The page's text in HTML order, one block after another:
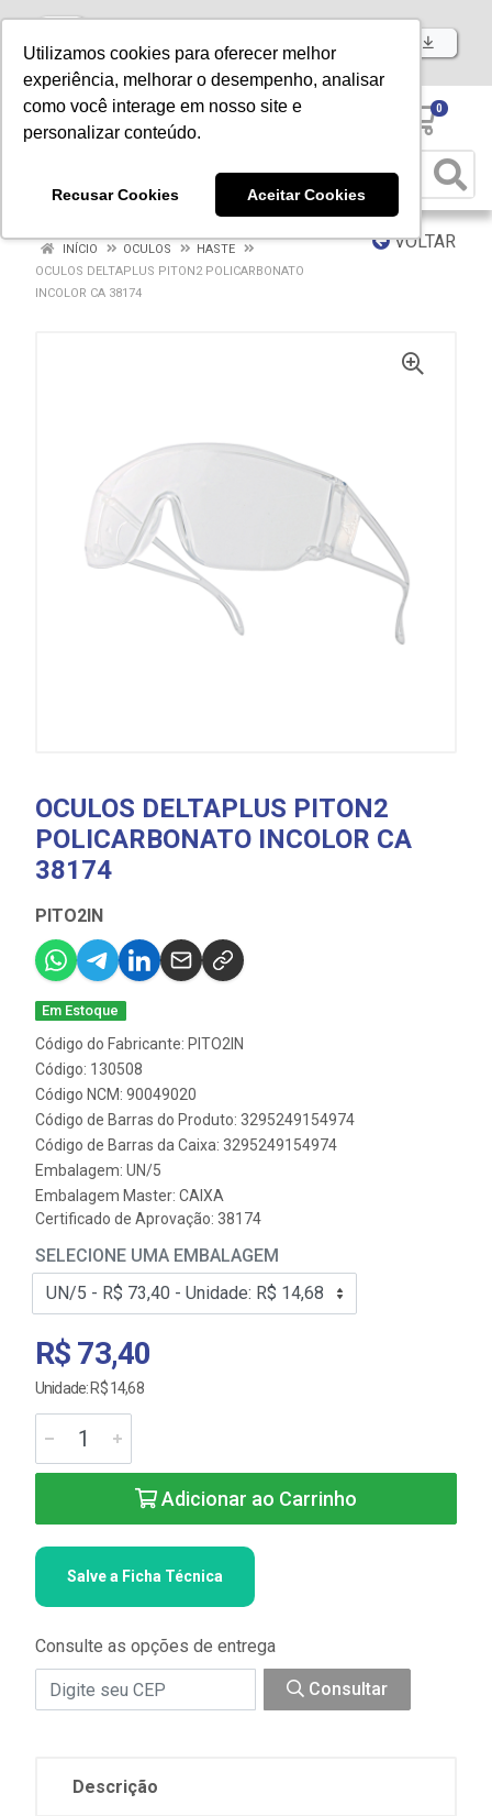
Utilizamos cookies para oferecer melhor
experiência, melhorar o desempenho, analisar
como você interage em nosso site e
personalizar conteúdo.
Recusar Cookies Aceitar Cookies
Baixe já nosso APP
0
VOLTAR
INÍCIO OCULOS
HASTE
OCULOS DELTAPLUS PITON2 POLICARBONATO
INCOLOR CA 38174
OCULOS DELTAPLUS PITON2
POLICARBONATO INCOLOR CA
38174
PITO2IN
Em Estoque
Código do Fabricante: PITO2IN
Código: 130508
Código NCM: 90049020
Código de Barras do Produto: 3295249154974
Código de Barras da Caixa: 3295249154974
Embalagem: UN/5
Embalagem Master: CAIXA
Certificado de Aprovação: 38174
SELECIONE UMA EMBALAGEM
R$ 73,40
Unidade: R$ 14,68
Adicionar ao Carrinho
Salve a Ficha Técnica
Consulte as opções de entrega
Consultar
Descrição